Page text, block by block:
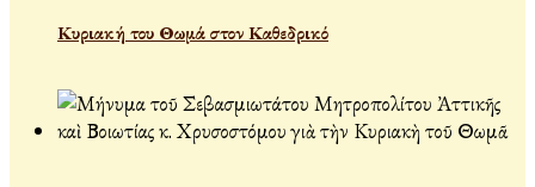
Κυριακή του Θωμά στον Καθεδρικό